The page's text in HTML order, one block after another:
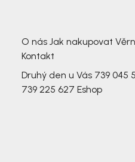
O nás Jak nakupovat
Kontakt
Druhý den u Vás 739 045
739 225 627 Eshop